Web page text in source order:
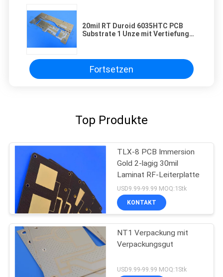
20mil RT Duroid 6035HTC PCB
Substrate 1 Unze mit Vertiefung
Fortsetzen
Top Produkte
TLX-8 PCB Immersion
Gold 2-lagig 30mil
Laminat RF-Leiterplatte
USD9.99-99.99 MOQ:1Stk
KONTAKT
NT1 Verpackung mit
Verpackungsgut
USD9.99-99.99 MOQ:1Stk